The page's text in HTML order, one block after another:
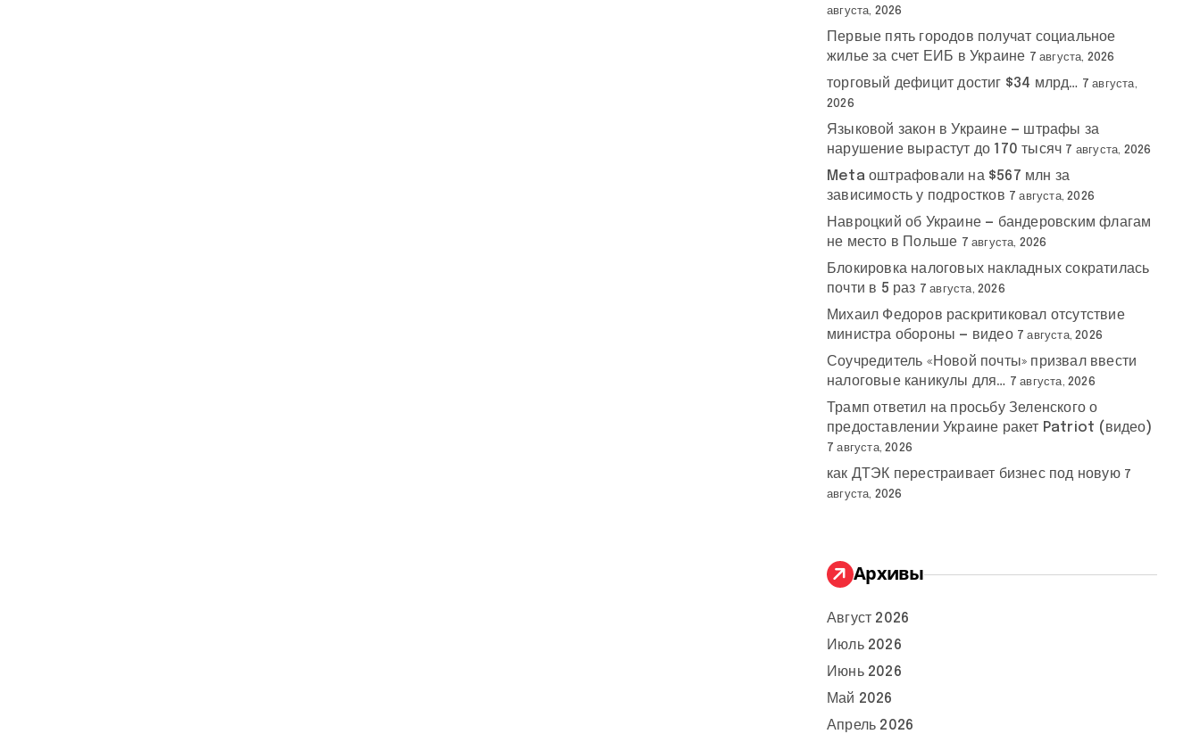
августа, 2026
Первые пять городов получат социальное
жилье за счет ЕИБ в Украине 7 августа, 2026
торговый дефицит достиг $34 млрд… 7 августа,
2026
Языковой закон в Украине — штрафы за
нарушение вырастут до 170 тысяч 7 августа, 2026
Meta оштрафовали на $567 млн за
зависимость у подростков 7 августа, 2026
Навроцкий об Украине — бандеровским флагам
не место в Польше 7 августа, 2026
Блокировка налоговых накладных сократилась
почти в 5 раз 7 августа, 2026
Михаил Федоров раскритиковал отсутствие
министра обороны — видео 7 августа, 2026
Соучредитель «Новой почты» призвал ввести
налоговые каникулы для… 7 августа, 2026
Трамп ответил на просьбу Зеленского о
предоставлении Украине ракет Patriot (видео)
7 августа, 2026
как ДТЭК перестраивает бизнес под новую 7
августа, 2026
Архивы
Август 2026
Июль 2026
Июнь 2026
Май 2026
Апрель 2026